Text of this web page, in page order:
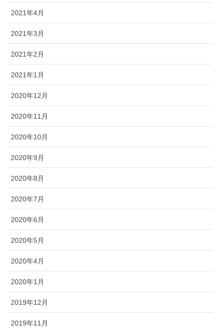
2021年4月
2021年3月
2021年2月
2021年1月
2020年12月
2020年11月
2020年10月
2020年9月
2020年8月
2020年7月
2020年6月
2020年5月
2020年4月
2020年1月
2019年12月
2019年11月